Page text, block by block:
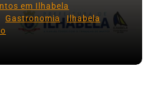
em Ilhabela
Gastronomia
Ilhabela